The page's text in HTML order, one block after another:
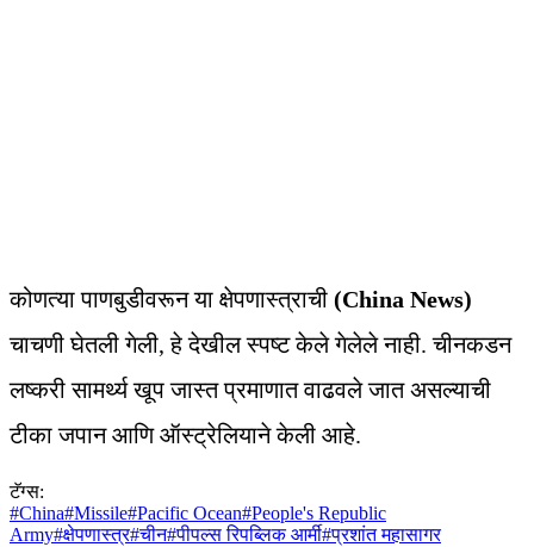
कोणत्या पाणबुडीवरून या क्षेपणास्त्राची (China News)
चाचणी घेतली गेली, हे देखील स्पष्ट केले गेलेले नाही. चीनकडन
लष्करी सामर्थ्‍य खूप जास्त प्रमाणात वाढवले जात असल्याची
टीका जपान आणि ऑस्ट्रेलियाने केली आहे.
टॅग्स:
#China#Missile#Pacific Ocean#People's Republic
Army#क्षेपणास्त्र#चीन#पीपल्स रिपब्लिक आर्मी#प्रशांत महासागर